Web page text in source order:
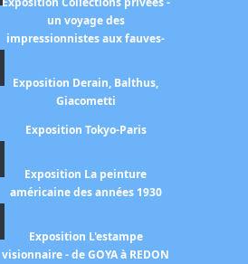
un voyage des
impressionnistes aux fauves-
Exposition Derain, Balthus,
Giacometti
Exposition Tokyo-Paris
Exposition La peinture
américaine des années 1930
Exposition L'estampe
visionnaire - de GOYA à REDON